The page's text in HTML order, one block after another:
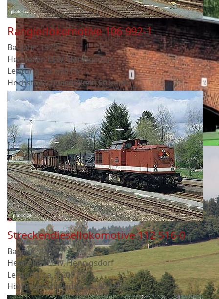
Rangierlokomotive 106 992-1
Baujahr: 1979
Hersteller: LEW, Hennigsdorf
Leistung: ca. 650 PS
Höchstgeschwindigkeit: 60 km/h
Streckendiesellokomotive 112 516-0
Baujahr: 1973
Hersteller: LEW, Hennigsdorf
Leistung: ca. 1.200 PS
Höchstgeschwindigkeit: 80 km/h